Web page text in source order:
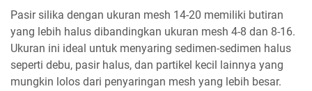
Pasir silika dengan ukuran mesh 14-20 memiliki butiran
yang lebih halus dibandingkan ukuran mesh 4-8 dan 8-16.
Ukuran ini ideal untuk menyaring sedimen-sedimen halus
seperti debu, pasir halus, dan partikel kecil lainnya yang
mungkin lolos dari penyaringan mesh yang lebih besar.